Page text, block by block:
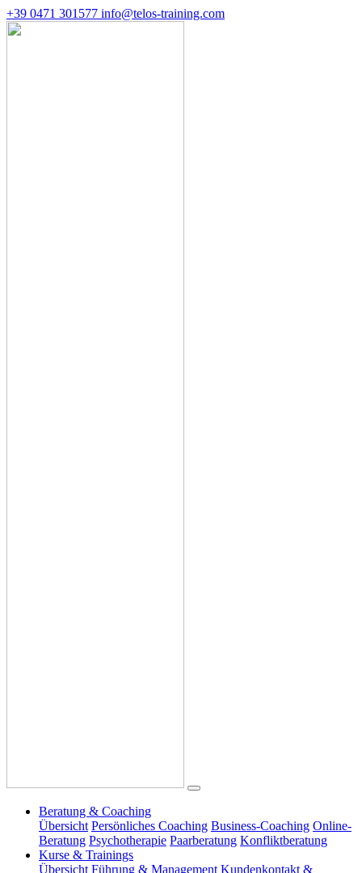
+39 0471 301577 info@telos-training.com
Beratung & Coaching
Übersicht Persönliches Coaching Business-Coaching Online-
Beratung Psychotherapie Paarberatung Konfliktberatung
Kurse & Trainings
Übersicht Führung & Management Kundenkontakt &